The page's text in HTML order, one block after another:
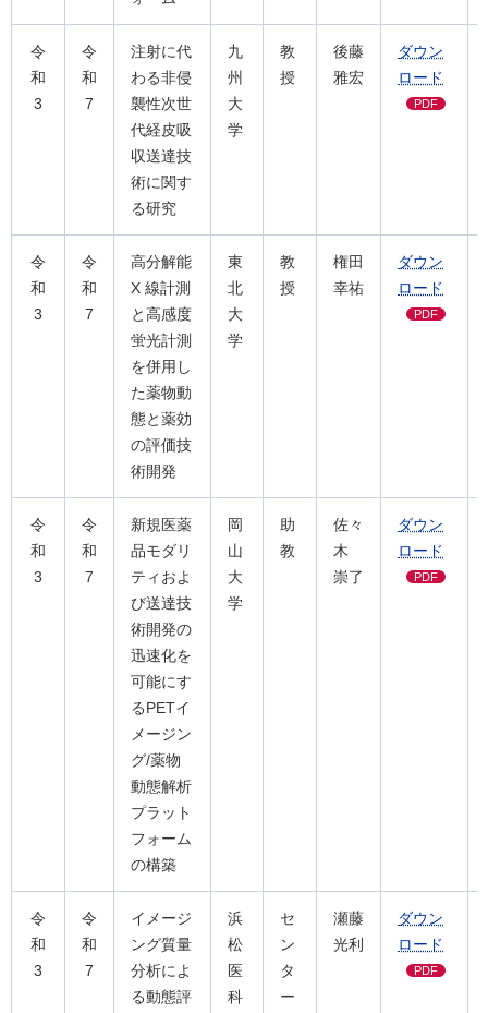
令
和
3
令
和
7
注射に代
わる非侵
襲性次世
代経皮吸
収送達技
術に関す
る研究
九
州
大
学
教
授
後藤
雅宏
ダウン
ロード
PDF
令
和
3
令
和
7
高分解能
X 線計測
と高感度
蛍光計測
を併用し
た薬物動
態と薬効
の評価技
術開発
東
北
大
学
教
授
権田
幸祐
ダウン
ロード
PDF
令
和
3
令
和
7
新規医薬
品モダリ
ティおよ
び送達技
術開発の
迅速化を
可能にす
るPETイ
メージン
グ/薬物
動態解析
プラット
フォーム
の構築
岡
山
大
学
助
教
佐々
木
崇了
ダウン
ロード
PDF
令
和
3
令
和
7
イメージ
ング質量
分析によ
る動態評
浜
松
医
科
セ
ン
タ
ー
瀬藤
光利
ダウン
ロード
PDF